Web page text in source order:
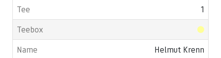
1
Helmut Krenn